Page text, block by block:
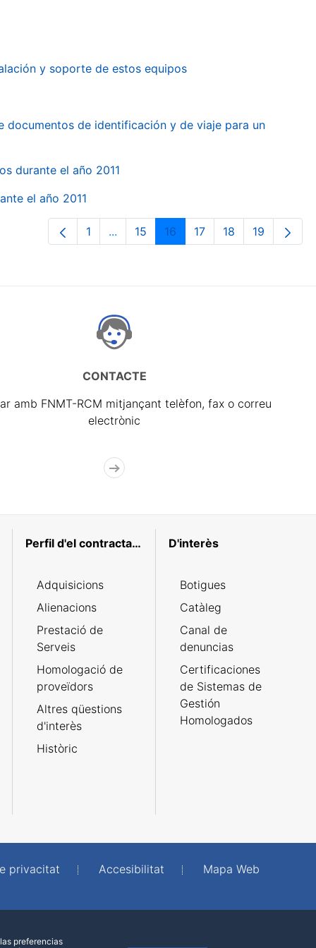
y soporte de estos equipos
de identificación y de viaje para un
durante el año 2011
el año 2011
Pàgina
1 ...Pàgines intermèdies Utilitzeu TAB per
Pàgina
15 Pàgina
16 Pàgina
17 Pàgina
18 Pàgina
19
CONTACTE
amb FNMT-RCM mitjançant telèfon, fax o correu
electrònic
Perfil d'el contractant
Adquisicions
Alienacions
Prestació de
Serveis
Homologació de
proveïdors
Altres qüestions
d'interès
Històric
D'interès
Botigues
Catàleg
Canal de
denuncias
Certificaciones
de Sistemas de
Gestión
Homologados
privacitat Accesibilitat
Mapa Web
preferencias